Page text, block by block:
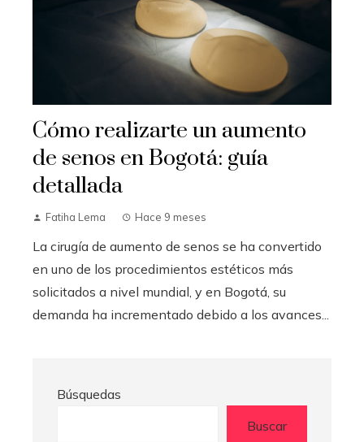
Cómo realizarte un aumento
de senos en Bogotá: guía
detallada
Fatiha Lema Hace 9 meses
La cirugía de aumento de senos se ha convertido
en uno de los procedimientos estéticos más
solicitados a nivel mundial, y en Bogotá, su
demanda ha incrementado debido a los avances...
Búsquedas
Buscar